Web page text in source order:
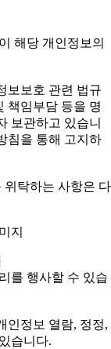
해당 개인정보의
보보호 관련 법규
책임부담 등을 명
보관하고 있습니
침을 통해 고지하
위탁하는 사항은 다
를 행사할 수 있습
인정보 열람, 정정,
습니다.